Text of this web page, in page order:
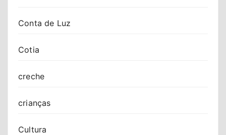
Conta de Luz
Cotia
creche
crianças
Cultura